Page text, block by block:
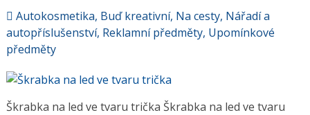
Autokosmetika, Buď kreativní, Na cesty, Nářadí a
autopříslušenství, Reklamní předměty, Upomínkové
předměty
Škrabka na led ve tvaru trička Škrabka na led ve tvaru